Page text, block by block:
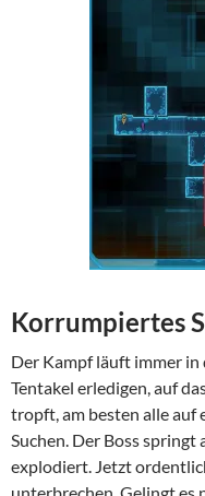
Korrumpiertes
Der Kampf läuft immer in
Tentakel erledigen, auf
tropft, am besten alle auf
Suchen. Der Boss springt
explodiert. Jetzt